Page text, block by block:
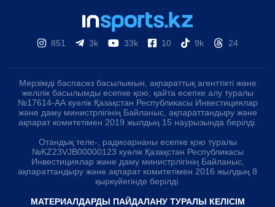
851 3k 33k 10 9k 24
Мерзімді баспасөз басылымын, ақпараттық агенттікті және
желілік басылымды есепке қою, қайта есепке алу туралы
№17614-АА куәлік Қазақстан Республикасы Инвестициялар
және даму министрлігінің Байланыс, ақпараттандыру және
ақпарат комитетімен 2019 жылдың 15 наурызында берілді.
Отандық теле-, радиоарнаны есепке қою туралы
№KZ23VJB00000123 куәлік Қазақстан Республикасы
Инвестициялар және даму министрлігінің Байланыс,
ақпараттандыру және ақпарат комитетімен 2016 жылдың 8
қыркүйегінде берілді.
МАТЕРИАЛДАРДЫ ПАЙДАЛАНУ ТУРАЛЫ КЕЛІСІМ